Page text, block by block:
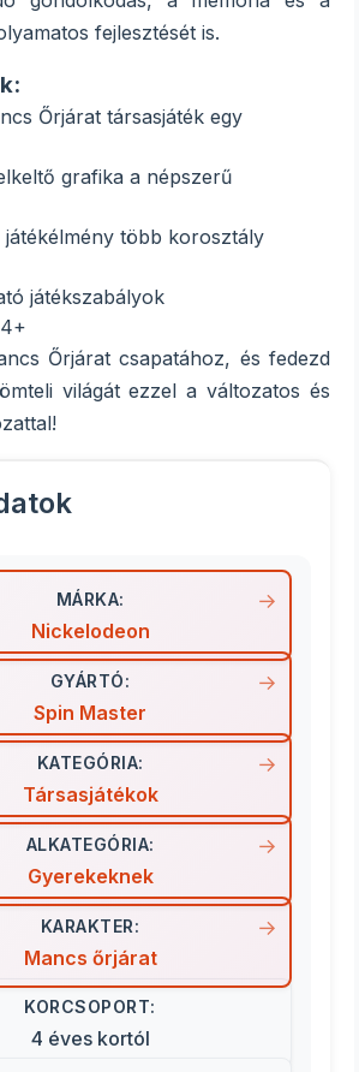
fejlesztését is.
Őrjárat társasjáték egy
grafika a népszerű
játékélmény több korosztály
játékszabályok
Őrjárat csapatához, és fedezd
világát ezzel a változatos és
MÁRKA:
Nickelodeon
GYÁRTÓ:
Spin Master
KATEGÓRIA:
Társasjátékok
ALKATEGÓRIA:
Gyerekeknek
KARAKTER:
Mancs őrjárat
KORCSOPORT:
4 éves kortól